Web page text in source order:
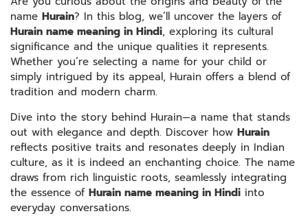
name Hurain? In this blog, we’ll uncover the layers of
Hurain name meaning in Hindi, exploring its cultural
significance and the unique qualities it represents.
Whether you’re selecting a name for your child or
simply intrigued by its appeal, Hurain offers a blend of
tradition and modern charm.
Dive into the story behind Hurain—a name that stands
out with elegance and depth. Discover how Hurain
reflects positive traits and resonates deeply in Indian
culture, as it is indeed an enchanting choice. The name
draws from rich linguistic roots, seamlessly integrating
the essence of Hurain name meaning in Hindi into
everyday conversations.